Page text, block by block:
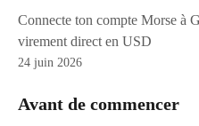
Connecte ton compte Morse à
virement direct en USD
24 juin 2026
Avant de commencer